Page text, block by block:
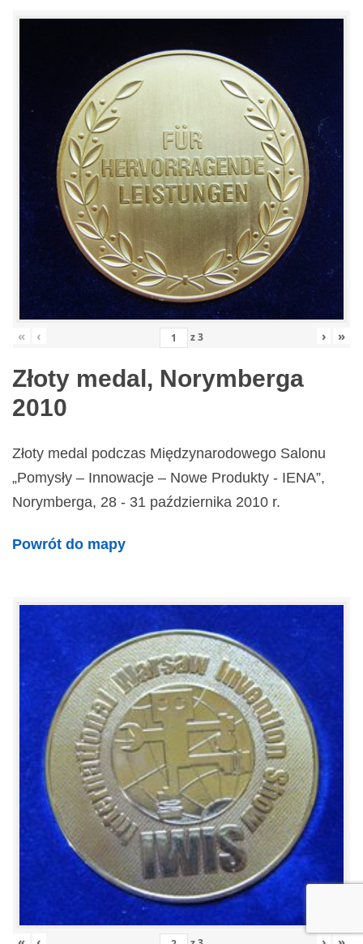
« ‹ z3 › »
Złoty medal, Norymberga
2010
Złoty medal podczas Międzynarodowego Salonu
„Pomysły – Innowacje – Nowe Produkty - IENA”,
Norymberga, 28 - 31 października 2010 r.
Powrót do mapy